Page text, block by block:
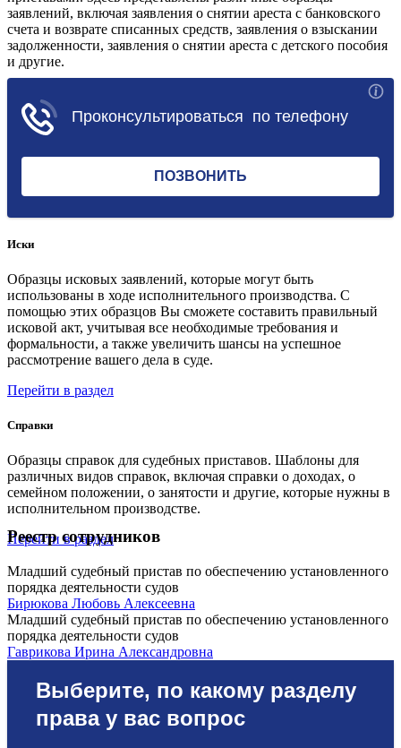
заявлений, включая заявления о снятии ареста с банковского
счета и возврате списанных средств, заявления о взыскании
задолженности, заявления о снятии ареста с детского пособия
и другие.
Иски
Образцы исковых заявлений, которые могут быть
использованы в ходе исполнительного производства. С
помощью этих образцов Вы сможете составить правильный
исковой акт, учитывая все необходимые требования и
формальности, а также увеличить шансы на успешное
рассмотрение вашего дела в суде.
Перейти в раздел
Справки
Образцы справок для судебных приставов. Шаблоны для
различных видов справок, включая справки о доходах, о
семейном положении, о занятости и другие, которые нужны в
исполнительном производстве.
Перейти в раздел
Реестр сотрудников
Младший судебный пристав по обеспечению установленного
порядка деятельности судов
Бирюкова Любовь Алексеевна
Младший судебный пристав по обеспечению установленного
порядка деятельности судов
Гаврикова Ирина Александровна